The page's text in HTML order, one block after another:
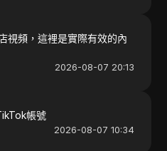
視頻，這裡是實際有效的內
2026-08-07 20:13
帳號
2026-08-07 10:34